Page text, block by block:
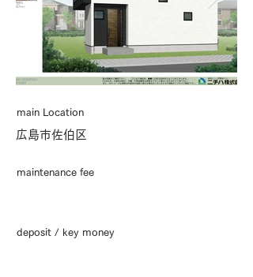
main Location
広島市佐伯区
maintenance fee
deposit / key money